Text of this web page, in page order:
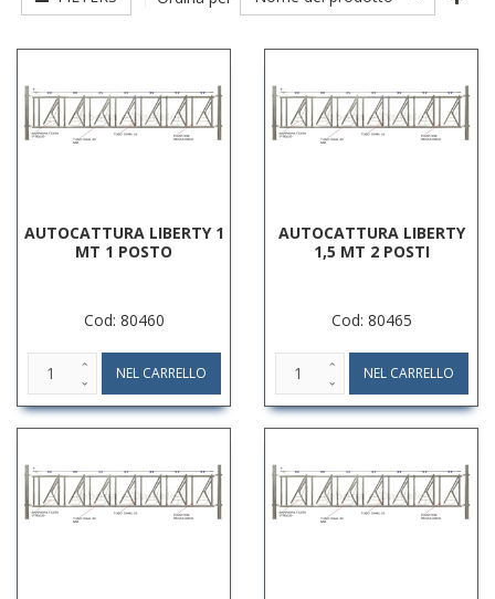
AUTOCATTURA LIBERTY 1
MT 1 POSTO
Cod: 80460
AUTOCATTURA LIBERTY
1,5 MT 2 POSTI
Cod: 80465